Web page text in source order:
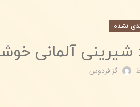
نشده
شیرینی آلمانی
گز فردوس